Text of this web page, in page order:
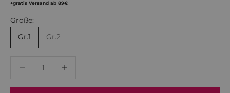
+gratis Versand ab 89€
Größe:
Gr.1
Gr.2